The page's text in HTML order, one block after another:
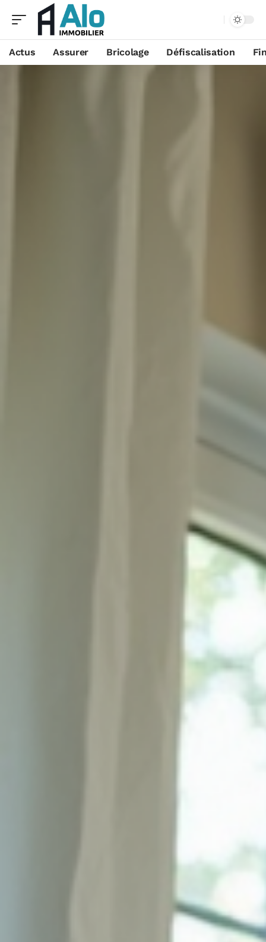
Actus Assurer Bricolage Défiscalisation